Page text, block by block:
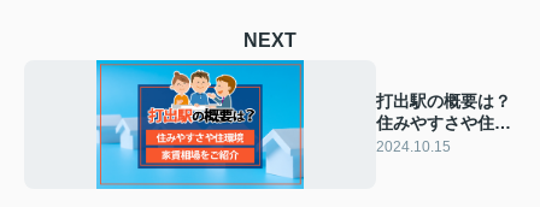
NEXT
打出駅の概要は？
住みやすさや住環
境・家賃相場をご
2024.10.15